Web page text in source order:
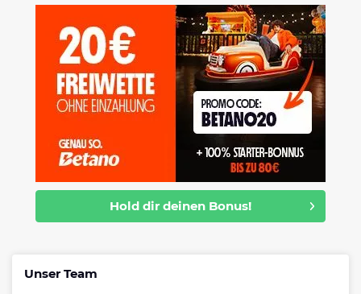
Hold dir deinen Bonus!
Unser Team